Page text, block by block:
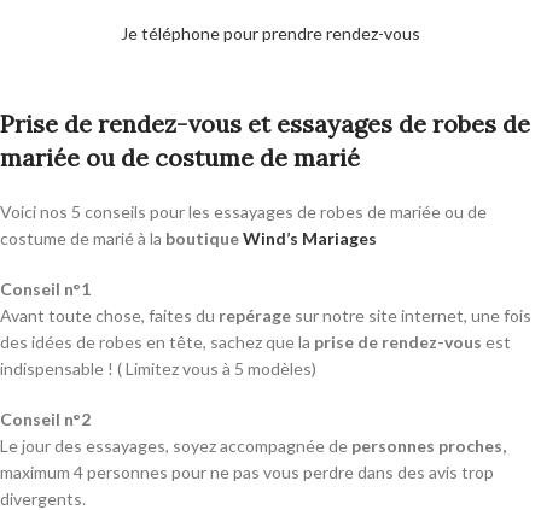
Je téléphone pour prendre rendez-vous
Prise de rendez-vous et essayages de robes de
mariée ou de costume de marié
Voici nos 5 conseils pour les essayages de robes de mariée ou de
costume de marié à la boutiqueWind’s Mariages
Conseil n°1
Avant toute chose, faites du repérage sur notre site internet, une fois
des idées de robes en tête, sachez que la prise de rendez-vous est
indispensable ! ( Limitez vous à 5 modèles)
Conseil n°2
Le jour des essayages, soyez accompagnée de personnes proches,
maximum 4 personnes pour ne pas vous perdre dans des avis trop
divergents.